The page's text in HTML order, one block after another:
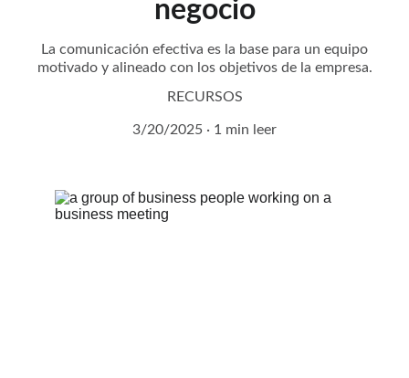
negocio
La comunicación efectiva es la base para un equipo
motivado y alineado con los objetivos de la empresa.
RECURSOS
3/20/2025 1 min leer